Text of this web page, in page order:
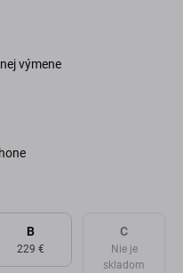
výmene
B
229 €
C
Nie je
skladom